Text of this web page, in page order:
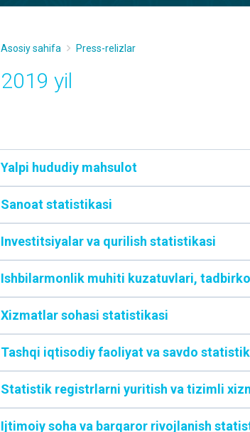
Asosiy sahifa Press-relizlar
2019 yil
Yalpi hududiy mahsulot
Sanoat statistikasi
Investitsiyalar va qurilish statistikasi
Ishbilarmonlik muhiti kuzatuvlari,
Xizmatlar sohasi statistikasi
Tashqi iqtisodiy faoliyat va savdo
Statistik registrlarni yuritish va tizimli
Ijtimoiy soha va barqaror rivojlanish